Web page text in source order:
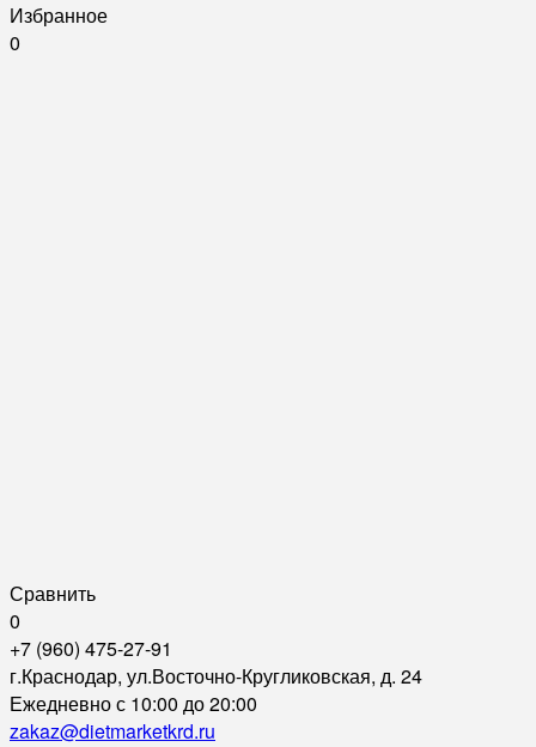
Избранное
0
Сравнить
0
+7 (960) 475-27-91
г.Краснодар, ул.Восточно-Кругликовская, д. 24
Ежедневно с 10:00 до 20:00
zakaz@dietmarketkrd.ru